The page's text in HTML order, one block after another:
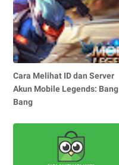
Cara Melihat ID dan Server
Akun Mobile Legends: Bang
Bang